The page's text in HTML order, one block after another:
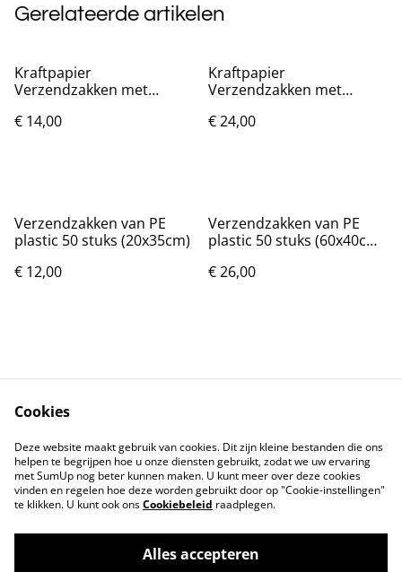
Gerelateerde artikelen
Kraftpapier
Verzendzakken met
(11x15cm)
€ 14,00
Kraftpapier
Verzendzakken met
(11x23cm)
€ 24,00
Verzendzakken van PE
plastic 50 stuks (20x35cm)
€ 12,00
Verzendzakken van PE
plastic 50 stuks (60x40cm)
€ 26,00
Contact
Voorwaarden
Privacybeleid
Cookiebeleid
Cookies
Deze website maakt gebruik van cookies. Dit zijn kleine bestanden die ons
helpen te begrijpen hoe u onze diensten gebruikt, zodat we uw ervaring
met SumUp nog beter kunnen maken. U kunt meer over deze cookies
vinden en regelen hoe deze worden gebruikt door op "Cookie-instellingen"
te klikken. U kunt ook onsCookiebeleid raadplegen.
Alles accepteren